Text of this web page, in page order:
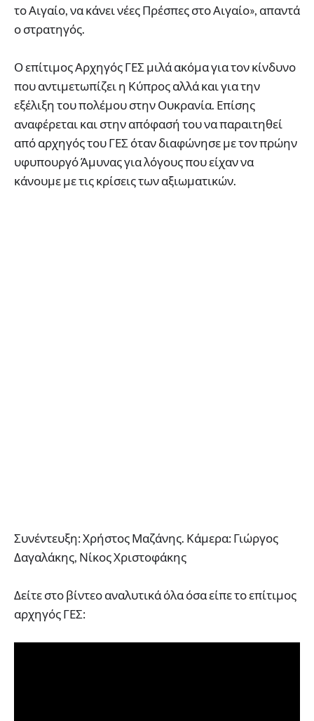
το Αιγαίο, να κάνει νέες Πρέσπες στο Αιγαίο», απαντά
ο στρατηγός.
Ο επίτιμος Αρχηγός ΓΕΣ μιλά ακόμα για τον κίνδυνο
που αντιμετωπίζει η Κύπρος αλλά και για την
εξέλιξη του πολέμου στην Ουκρανία. Επίσης
αναφέρεται και στην απόφασή του να παραιτηθεί
από αρχηγός του ΓΕΣ όταν διαφώνησε με τον πρώην
υφυπουργό Άμυνας για λόγους που είχαν να
κάνουμε με τις κρίσεις των αξιωματικών.
Συνέντευξη: Χρήστος Μαζάνης. Κάμερα: Γιώργος
Δαγαλάκης, Νίκος Χριστοφάκης
Δείτε στο βίντεο αναλυτικά όλα όσα είπε το επίτιμος
αρχηγός ΓΕΣ: